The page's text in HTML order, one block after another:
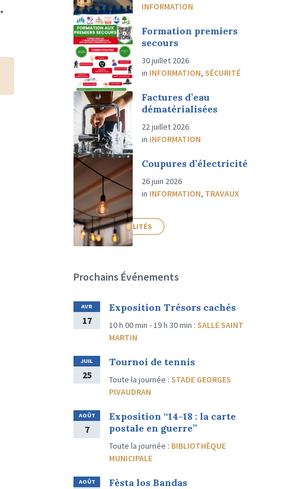
INFORMATION
Formation premiers
secours
30 juillet 2026
in INFORMATION,SÉCURITÉ
Factures d’eau
dématérialisées
22 juillet 2026
in INFORMATION
Coupures d’électricité
26 juin 2026
in INFORMATION, TRAVAUX
PLUS D'ACTUALITÉS
Prochains Événements
AVR
17
Exposition Trésors cachés
10 h 00 min - 19 h 30 min :SALLE SAINT
MARTIN
JUIL
25
Tournoi de tennis
Toute la journée :STADE GEORGES
PIVAUDRAN
AOÛT
7
Exposition “14-18 : la carte
postale en guerre”
Toute la journée : BIBLIOTHÈQUE
MUNICIPALE
AOÛT Fèsta los Bandas